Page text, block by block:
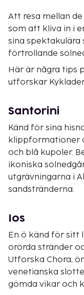
Att resa mellan
som att kliva in i
sina spektakulära
förtrollande
Här är några tips
utforskar
Santorini
Känd för sina
klippformationer
och blå kupoler.
ikoniska
utgrävningarna i
sandstränderna.
Ios
En ö känd för sitt
orörda stränder
Utforska Chora,
venetianska
gömda vikar och